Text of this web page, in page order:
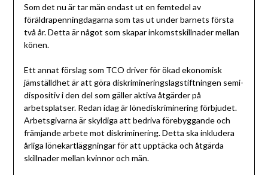
Som det nu är tar män endast ut en femtedel av
föräldrapenningdagarna som tas ut under barnets första
två år. Detta är något som skapar inkomstskillnader mellan
könen.
Ett annat förslag som TCO driver för ökad ekonomisk
jämställdhet är att göra diskrimineringslagstiftningen semi-
dispositiv i den del som gäller aktiva åtgärder på
arbetsplatser. Redan idag är lönediskriminering förbjudet.
Arbetsgivarna är skyldiga att bedriva förebyggande och
främjande arbete mot diskriminering. Detta ska inkludera
årliga lönekartläggningar för att upptäcka och åtgärda
skillnader mellan kvinnor och män.